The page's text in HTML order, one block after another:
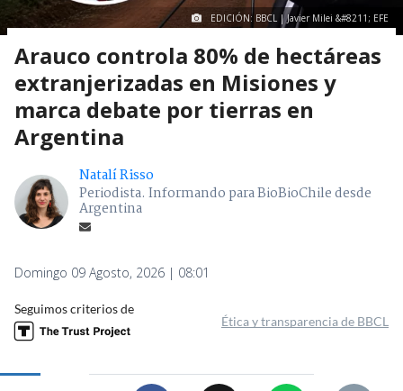
EDICIÓN: BBCL | Javier Milei &#8211; EFE
Arauco controla 80% de hectáreas
extranjerizadas en Misiones y
marca debate por tierras en
Argentina
Natalí Risso
Periodista. Informando para BioBioChile desde
Argentina
Domingo 09 Agosto, 2026 | 08:01
Seguimos criterios de
Ética y transparencia de BBCL